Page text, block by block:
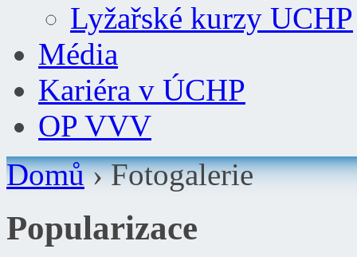
Lyžařské kurzy UCHP
Média
Kariéra v ÚCHP
OP VVV
Domů›Fotogalerie
Popularizace